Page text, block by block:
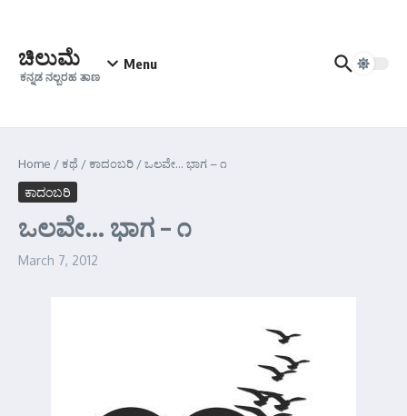
ಚಿಲುಮೆ
ಕನ್ನಡ ನಲ್ಬರಹ ತಾಣ
Menu
Home /ಕಥೆ /ಕಾದಂಬರಿ /ಒಲವೇ… ಭಾಗ – ೧
ಕಾದಂಬರಿ
ಒಲವೇ… ಭಾಗ – ೧
March 7, 2012